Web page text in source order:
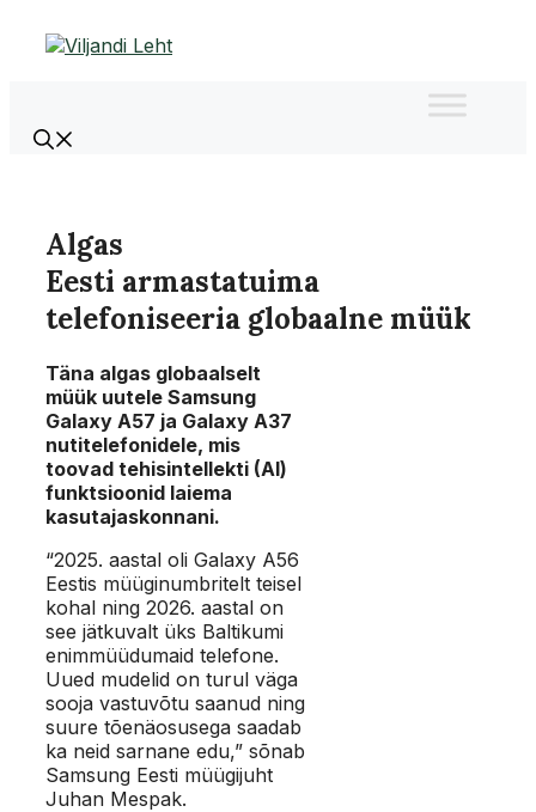
Algas
Eesti armastatuima
telefoniseeria globaalne müük
Täna algas globaalselt
müük uutele Samsung
Galaxy A57 ja Galaxy A37
nutitelefonidele, mis
toovad tehisintellekti (AI)
funktsioonid laiema
kasutajaskonnani.
“2025. aastal oli Galaxy A56
Eestis müüginumbritelt teisel
kohal ning 2026. aastal on
see jätkuvalt üks Baltikumi
enimmüüdumaid telefone.
Uued mudelid on turul väga
sooja vastuvõtu saanud ning
suure tõenäosusega saadab
ka neid sarnane edu,” sõnab
Samsung Eesti müügijuht
Juhan Mespak.